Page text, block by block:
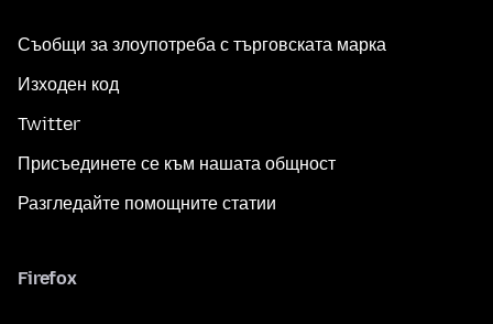
Съобщи за злоупотреба с търговската марка
Изходен код
Twitter
Присъединете се към нашата общност
Разгледайте помощните статии
Firefox